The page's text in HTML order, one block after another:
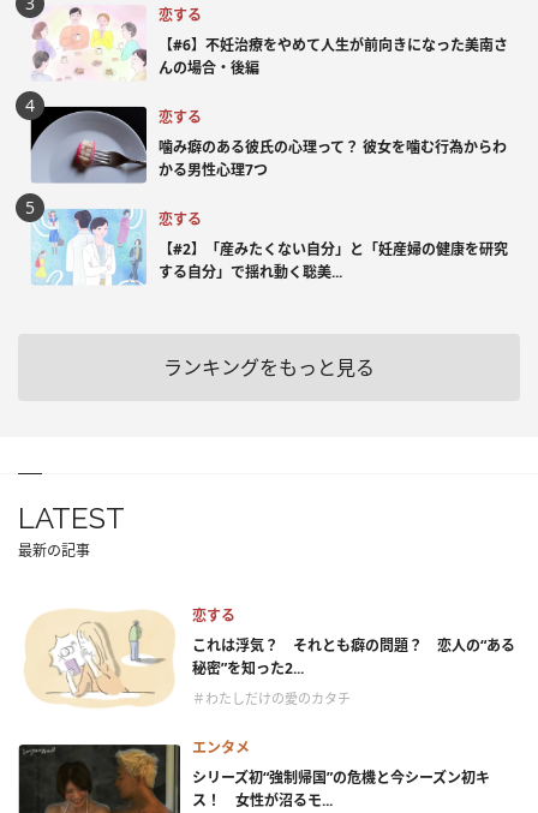
恋する
【#6】不妊治療をやめて人生が前向きになった美南さ
んの場合・後編
恋する
噛み癖のある彼氏の心理って？ 彼女を噛む行為からわ
かる男性心理7つ
恋する
【#2】「産みたくない自分」と「妊産婦の健康を研究
する自分」で揺れ動く聡美...
ランキングをもっと見る
LATEST
最新の記事
恋する
これは浮気？ それとも癖の問題？ 恋人の“ある
秘密”を知った2...
＃わたしだけの愛のカタチ
エンタメ
シリーズ初“強制帰国”の危機と今シーズン初キ
ス！ 女性が沼るモ...